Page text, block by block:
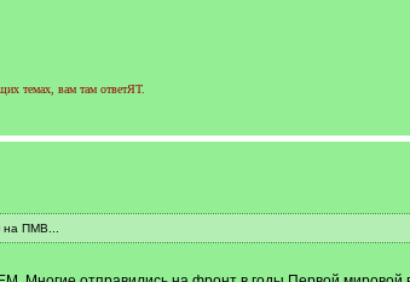
темах, вам там ответЯТ.
ПМВ...